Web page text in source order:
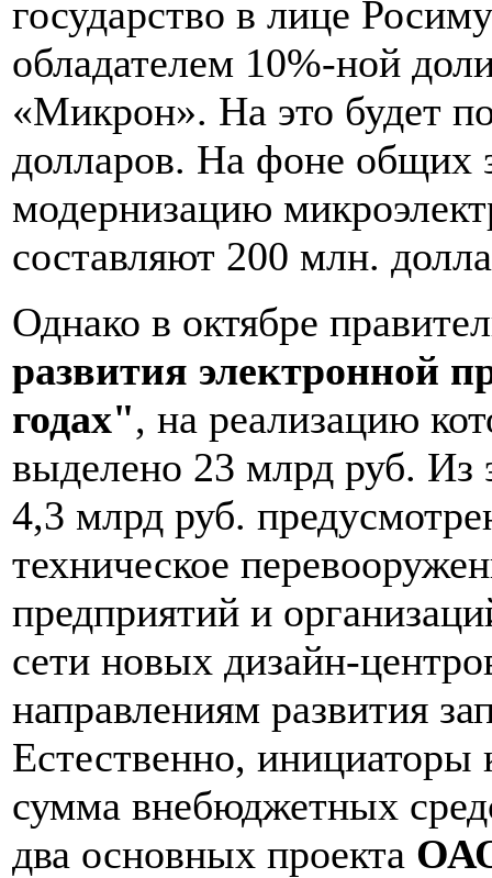
государство в лице
обладателем 10%-ной
«Микрон». На это будет
долларов. На фоне общих
модернизацию
составляют 200 млн.
Однако в октябре
развития электронной
годах", на реализацию
выделено 23 млрд руб. Из
4,3 млрд руб.
техническое
предприятий и
сети новых дизайн-
направлениям развития
Естественно, инициаторы
сумма внебюджетных
два основных проекта